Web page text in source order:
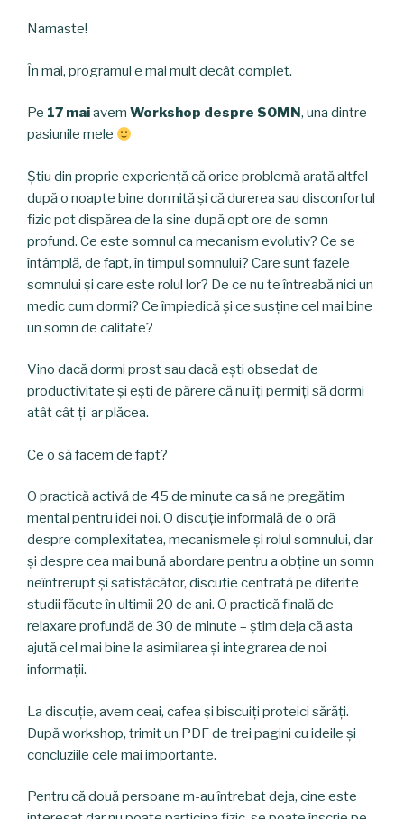
Namaste!
În mai, programul e mai mult decât complet.
Pe 17 maiavem Workshop despre SOMN, una dintre
pasiunile mele
Știu din proprie experiență că orice problemă arată altfel
după o noapte bine dormită și că durerea sau disconfortul
fizic pot dispărea de la sine după opt ore de somn
profund. Ce este somnul ca mecanism evolutiv? Ce se
întâmplă, de fapt, în timpul somnului? Care sunt fazele
somnului și care este rolul lor? De ce nu te întreabă nici un
medic cum dormi? Ce împiedică și ce susține cel mai bine
un somn de calitate?
Vino dacă dormi prost sau dacă ești obsedat de
productivitate și ești de părere că nu îți permiți să dormi
atât cât ți-ar plăcea.
Ce o să facem de fapt?
O practică activă de 45 de minute ca să ne pregătim
mental pentru idei noi. O discuție informală de o oră
despre complexitatea, mecanismele și rolul somnului, dar
și despre cea mai bună abordare pentru a obține un somn
neîntrerupt și satisfăcător, discuție centrată pe diferite
studii făcute în ultimii 20 de ani. O practică finală de
relaxare profundă de 30 de minute – știm deja că asta
ajută cel mai bine la asimilarea și integrarea de noi
informații.
La discuție, avem ceai, cafea și biscuiți proteici sărăți.
După workshop, trimit un PDF de trei pagini cu ideile și
concluziile cele mai importante.
Pentru că două persoane m-au întrebat deja, cine este